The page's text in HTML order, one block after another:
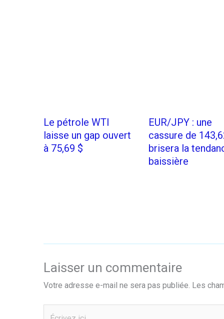
Le pétrole WTI
laisse un gap ouvert
à 75,69 $
EUR/JPY : une
cassure de
brisera la
baissière
Laisser un commentaire
Votre adresse e-mail ne sera pas publiée. Les
Écrivez